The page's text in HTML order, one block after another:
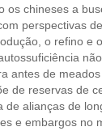
os chineses a
perspectivas
o refino e
antes de meados
de reservas de
de alianças de
e embargos no